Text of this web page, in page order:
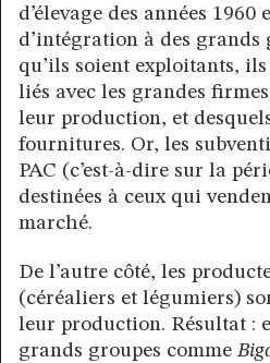
d’élevage des années 1960
d’intégration à des grands
qu’ils soient exploitants,
liés avec les grandes
leur production, et
fournitures. Or, les
PAC (c’est-à-dire sur la
destinées à ceux qui
marché.
De l’autre côté, les
(céréaliers et légumiers)
leur production. Résultat :
grands groupes comme